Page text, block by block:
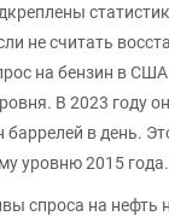
не считать
на бензин в
В 2023 году
баррелей в день.
уровню 2015 года.
спроса на нефть